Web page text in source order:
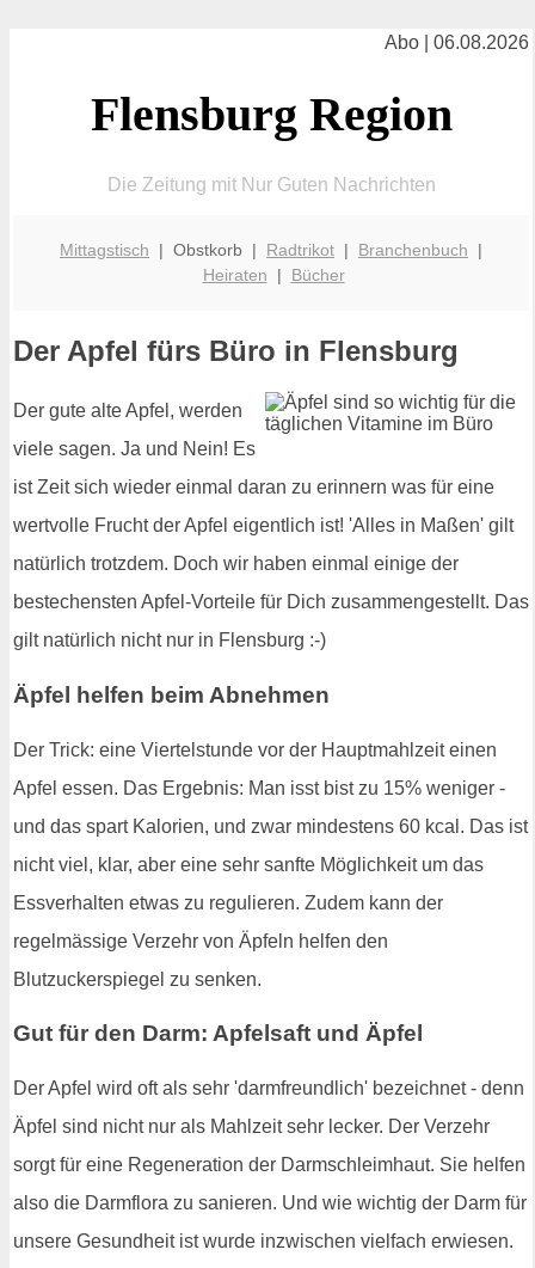
Abo | 06.08.2026
Flensburg Region
Die Zeitung mit Nur Guten Nachrichten
Mittagstisch | Obstkorb | Radtrikot | Branchenbuch |
Heiraten | Bücher
Der Apfel fürs Büro in Flensburg
Der gute alte Apfel, werden
viele sagen. Ja und Nein! Es
ist Zeit sich wieder einmal daran zu erinnern was für eine
wertvolle Frucht der Apfel eigentlich ist! 'Alles in Maßen' gilt
natürlich trotzdem. Doch wir haben einmal einige der
bestechensten Apfel-Vorteile für Dich zusammengestellt. Das
gilt natürlich nicht nur in Flensburg :-)
Äpfel helfen beim Abnehmen
Der Trick: eine Viertelstunde vor der Hauptmahlzeit einen
Apfel essen. Das Ergebnis: Man isst bist zu 15% weniger -
und das spart Kalorien, und zwar mindestens 60 kcal. Das ist
nicht viel, klar, aber eine sehr sanfte Möglichkeit um das
Essverhalten etwas zu regulieren. Zudem kann der
regelmässige Verzehr von Äpfeln helfen den
Blutzuckerspiegel zu senken.
Gut für den Darm: Apfelsaft und Äpfel
Der Apfel wird oft als sehr 'darmfreundlich' bezeichnet - denn
Äpfel sind nicht nur als Mahlzeit sehr lecker. Der Verzehr
sorgt für eine Regeneration der Darmschleimhaut. Sie helfen
also die Darmflora zu sanieren. Und wie wichtig der Darm für
unsere Gesundheit ist wurde inzwischen vielfach erwiesen.